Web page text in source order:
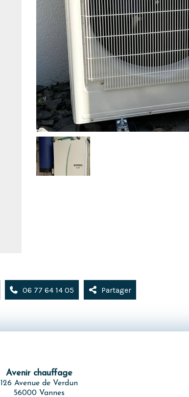
06 77 64 14 05 Partager
Avenir chauffage
126 Avenue de Verdun
56000 Vannes